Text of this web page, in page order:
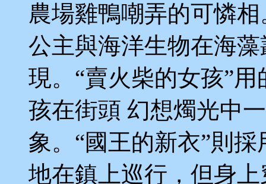
農場雞鴨嘲弄的可憐
公主與海洋生物在海
現。“賣火柴的女孩”
孩在街頭 幻想燭光中
象。“國王的新衣”則
地在鎮上巡行，但身